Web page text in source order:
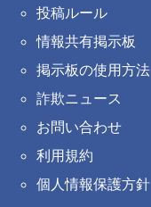
投稿ルール
情報共有掲示板
掲示板の使用方法
詐欺ニュース
お問い合わせ
利用規約
個人情報保護方針